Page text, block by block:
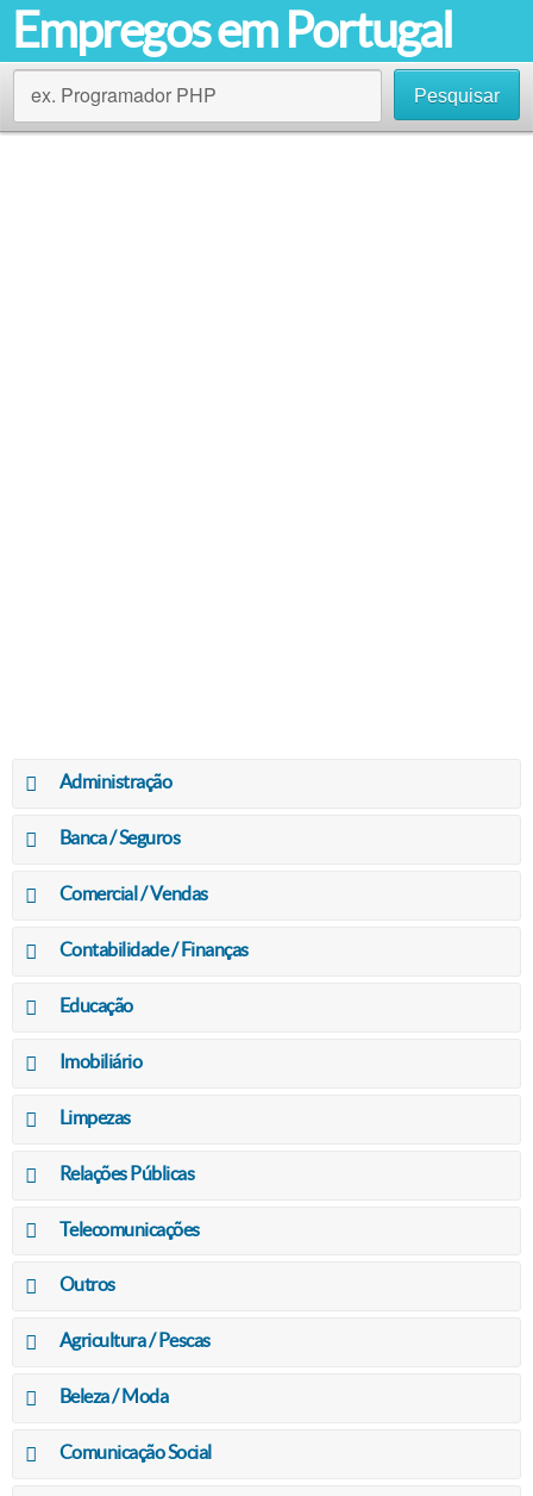
Empregos em Portugal
ex. Programador PHP Pesquisar
Administração
Banca / Seguros
Comercial / Vendas
Contabilidade / Finanças
Educação
Imobiliário
Limpezas
Relações Públicas
Telecomunicações
Outros
Agricultura / Pescas
Beleza / Moda
Comunicação Social